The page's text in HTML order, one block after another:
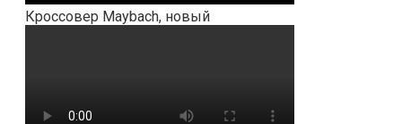
Кроссовер Maybach, новый